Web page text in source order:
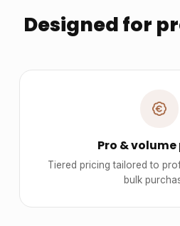
Designed for
Pro &
Tiered pricing tailored to
bulk